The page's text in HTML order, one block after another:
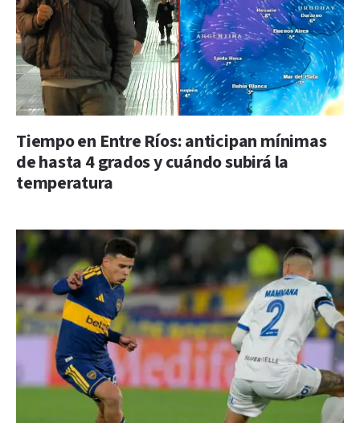
Tiempo en Entre Ríos: anticipan mínimas
de hasta 4 grados y cuándo subirá la
temperatura